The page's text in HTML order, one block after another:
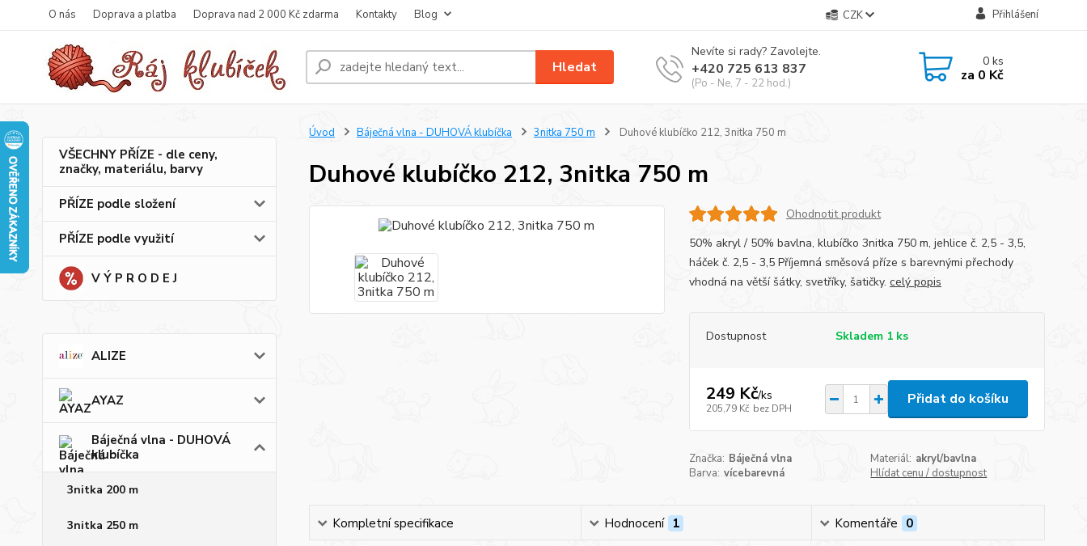
O nás Doprava a platba Doprava nad 2 000 Kč zdarma Kontakty Blog CZK Přihlášení
Hledat
Nevíte si rady? Zavolejte.
+420 725 613 837
(Po - Ne, 7 - 22 hod.)
0ks
za 0 Kč
VŠECHNY PŘÍZE - dle ceny,
značky, materiálu, barvy
PŘÍZE podle složení
PŘÍZE podle využití
V Ý P R O D E J
ALIZE
AYAZ
Báječná vlna - DUHOVÁ
klubíčka
3nitka 200 m
3nitka 250 m
Úvod Báječná vlna - DUHOVÁ klubíčka 3nitka 750 m Duhové klubíčko 212, 3nitka 750 m
Duhové klubíčko 212, 3nitka 750 m
Ohodnotit produkt
50% akryl / 50% bavlna, klubíčko 3nitka 750 m, jehlice č. 2,5 - 3,5,
háček č. 2,5 - 3,5 Příjemná směsová příze s barevnými přechody
vhodná na větší šátky, svetříky, šatičky. celý popis
Dostupnost Skladem 1 ks
249 Kč/ks
205,79 Kč bez DPH
Přidat do košíku
Značka: Báječná vlna Materiál: akryl/bavlna
Barva: vícebarevná Hlídat cenu / dostupnost
Kompletní specifikace Hodnocení 1 Komentáře 0